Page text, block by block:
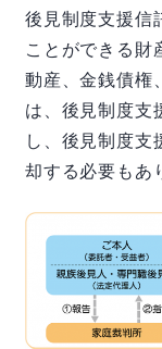
後見制度支援信
ことができる財
動産、金銭債権
は、後見制度支
し、後見制度支
却する必要もあ